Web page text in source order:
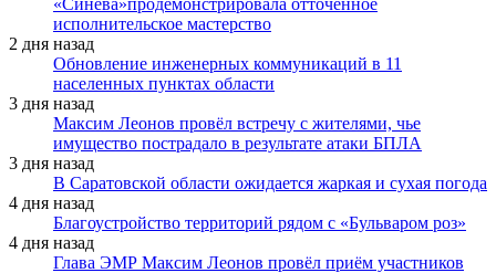
исполнительское мастерство
2 дня назад
Обновление инженерных коммуникаций в 11
населенных пунктах области
3 дня назад
Максим Леонов провёл встречу с жителями, чье
имущество пострадало в результате атаки БПЛА
3 дня назад
В Саратовской области ожидается жаркая и сухая погода
4 дня назад
Благоустройство территорий рядом с «Бульваром роз»
4 дня назад
Глава ЭМР Максим Леонов провёл приём участников